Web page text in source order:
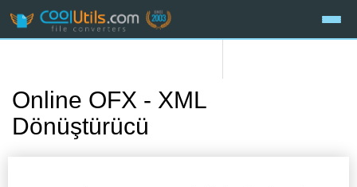
Online OFX - XML
Dönüştürücü